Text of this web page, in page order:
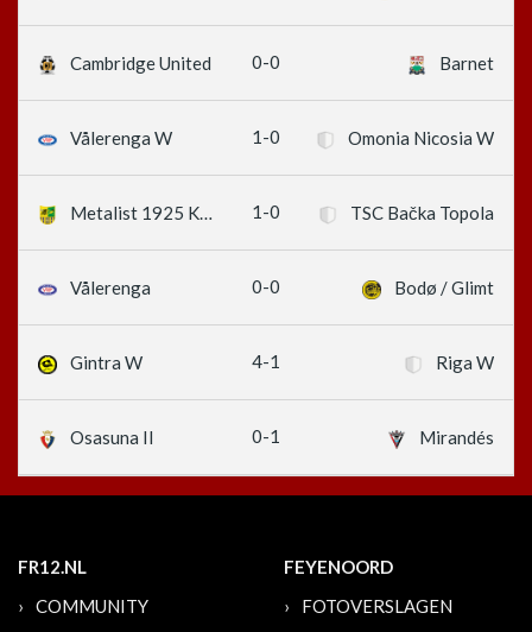
Cambridge United 0-0 Barnet
Vålerenga W 1-0 Omonia Nicosia W
Metalist 1925 Kharkiv W 1-0 TSC Bačka Topola
Vålerenga 0-0 Bodø / Glimt
Gintra W 4-1 Riga W
Osasuna II 0-1 Mirandés
FR12.NL
COMMUNITY
FEYENOORD
FOTOVERSLAGEN